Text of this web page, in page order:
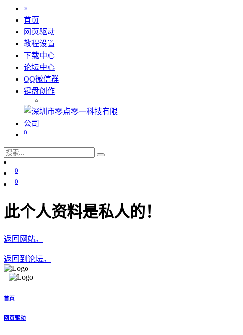
×
首页
网页驱动
教程设置
下载中心
论坛中心
QQ微信群
键盘创作
0
0
0
此个人资料是私人的！
返回网站。
返回到论坛。
首页
网页驱动